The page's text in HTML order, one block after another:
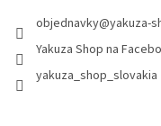
objednavky@yakuza-
Yakuza Shop na
yakuza_shop_slovakia